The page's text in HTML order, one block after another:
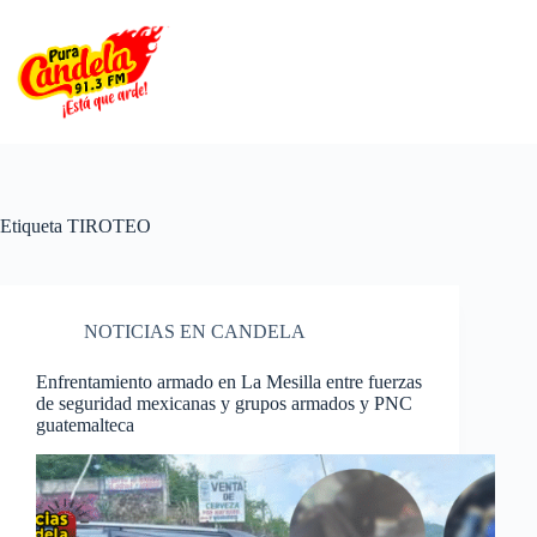
contenido
Etiqueta TIROTEO
NOTICIAS EN CANDELA
Enfrentamiento armado en La Mesilla entre fuerzas
de seguridad mexicanas y grupos armados y PNC
guatemalteca